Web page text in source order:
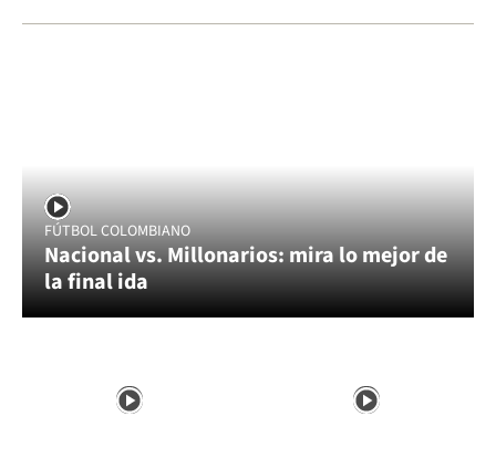
FÚTBOL COLOMBIANO
Nacional vs. Millonarios: mira lo mejor de
la final ida